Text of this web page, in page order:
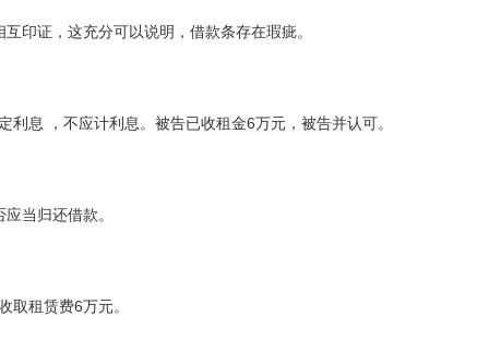
印证，这充分可以说明，借款条存在瑕疵。
息 ，不应计利息。被告已收租金6万元，被告并认可。
当归还借款。
取租赁费6万元。